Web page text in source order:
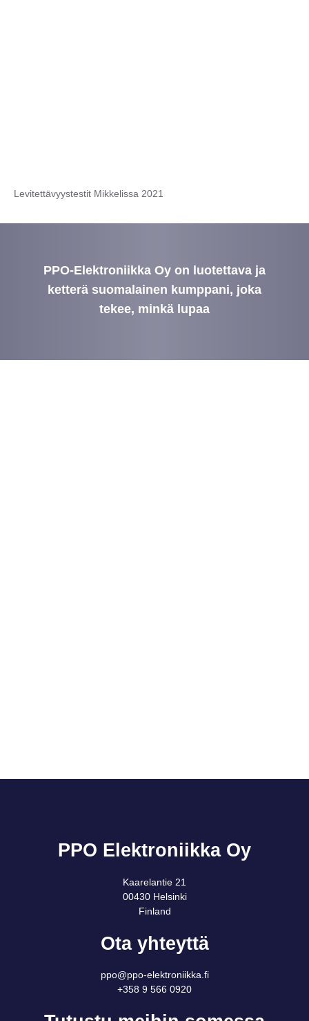
Levitettävyystestit Mikkelissa 2021
PPO-Elektroniikka Oy on luotettava ja
ketterä suomalainen kumppani, joka
tekee, minkä lupaa
PPO Elektroniikka Oy
Kaarelantie 21
00430 Helsinki
Finland
Ota yhteyttä
ppo@ppo-elektroniikka.fi
+358 9 566 0920